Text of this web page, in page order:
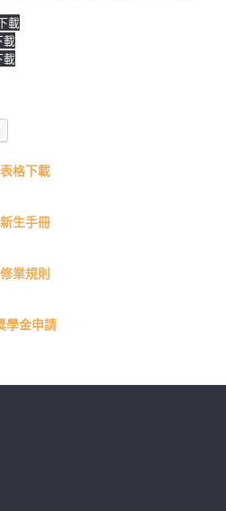
載
載
載
表格下載
新生手冊
修業規則
學金申請